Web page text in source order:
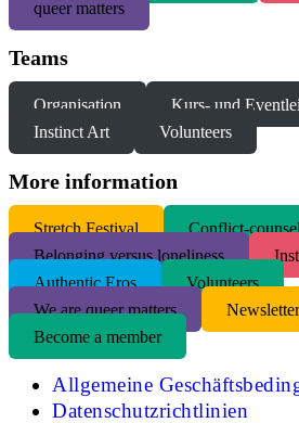
queer matters
Teams
Organisation
Kurs- und
Instinct Art
Volunteers
More information
Stretch Festival
Conflict-
Belonging versus loneliness
Authentic Eros
Volunteers
We are queer matters
Become a member
Allgemeine
Datenschutzrichtlinien